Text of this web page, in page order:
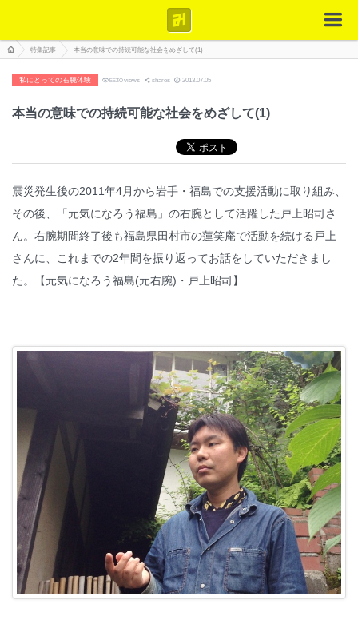
特集記事 本当の意味での持続可能な社会をめざして(1)
私にとっての右腕体験 5530views shares 2013.07.05
本当の意味での持続可能な社会をめざして(1)
震災発生後の2011年4月から岩手・福島での支援活動に取り組み、
その後、「元気になろう福島」の右腕として活躍した戸上昭司さ
ん。右腕期間終了後も福島県田村市の蓮笑庵で活動を続ける戸上
さんに、これまでの2年間を振り返ってお話をしていただきまし
た。【元気になろう福島(元右腕)・戸上昭司】